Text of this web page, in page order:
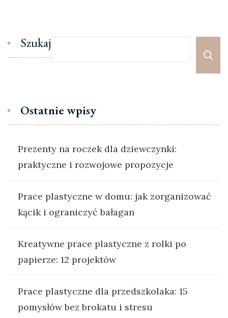
Szukaj
Ostatnie wpisy
Prezenty na roczek dla dziewczynki:
praktyczne i rozwojowe propozycje
Prace plastyczne w domu: jak zorganizować
kącik i ograniczyć bałagan
Kreatywne prace plastyczne z rolki po
papierze: 12 projektów
Prace plastyczne dla przedszkolaka: 15
pomysłów bez brokatu i stresu